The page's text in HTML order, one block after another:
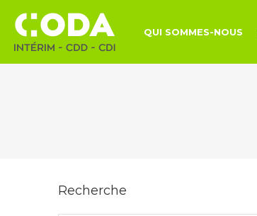
QUI SOMMES-NOUS
Recherche